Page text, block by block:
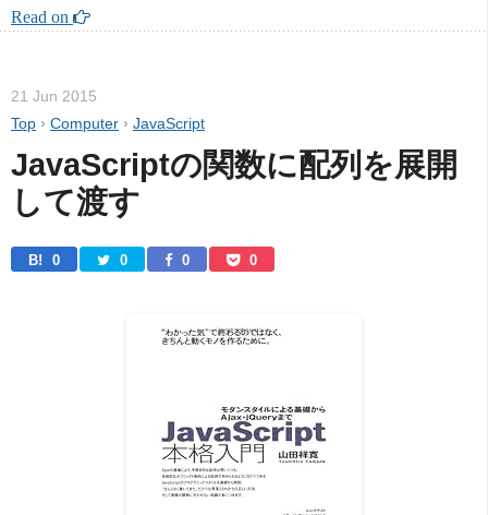
Read on
21 Jun 2015
Top › Computer › JavaScript
JavaScriptの関数に配列を展開
して渡す
B! 0 0 0 0